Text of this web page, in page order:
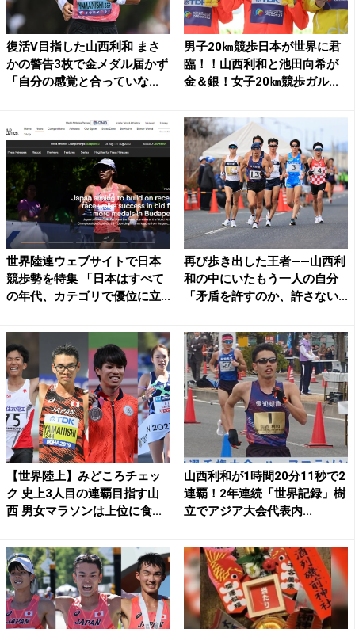
復活V目指した山西利和 まさ
かの警告3枚で金メダル届かず
「自分の感覚と合っていな...
男子20㎞競歩日本が世界に君
臨！！山西利和と池田向希が
金＆銀！女子20㎞競歩ガル...
世界陸連ウェブサイトで日本
競歩勢を特集 「日本はすべて
の年代、カテゴリで優位に立...
再び歩き出した王者――山西利
和の中にいたもう一人の自分
「矛盾を許すのか、許さない...
【世界陸上】みどころチェッ
ク 史上3人目の連覇目指す山
西 男女マラソンは上位に食...
山西利和が1時間20分11秒で2
連覇！2年連続「世界記録」樹
立でアジア大会代表内...